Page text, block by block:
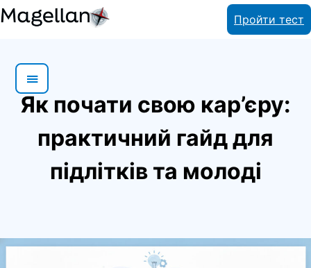
Skip
to
Пройти тест
Як почати свою кар’єру:
практичний гайд для
підлітків та молоді